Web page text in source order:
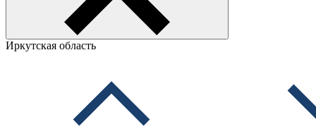
Иркутская область